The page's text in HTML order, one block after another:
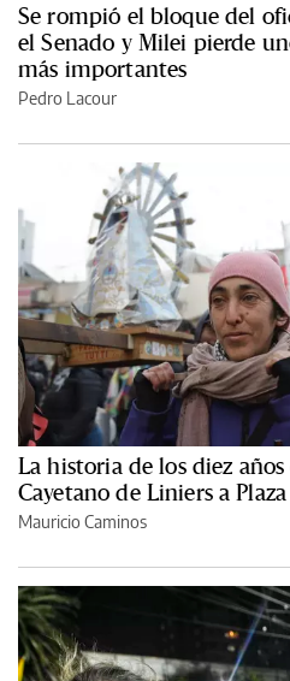
Se rompió el bloque del
el Senado y Milei pierde
más importantes
Pedro Lacour
La historia de los diez
Cayetano de Liniers a
Mauricio Caminos